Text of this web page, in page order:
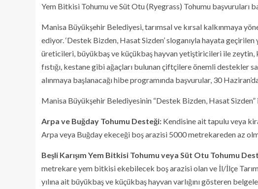
Yem Bitkisi Tohumu ve Süt Otu (Ryegrass) Tohumu başvuruları
Manisa Büyükşehir Belediyesi, tarımsal ve kırsal kalkınmaya
ediyor. ‘Destek Bizden, Hasat Sizden’ sloganıyla hayata
üreticileri, büyükbaş ve küçükbaş hayvan yetiştiricileri ile zeytin,
fıstığı, kestane gibi ağaçları bulunan çiftçilere önemli destekler
alınmaya başlanacağı hibe programında başvurular, 30
Manisa Büyükşehir Belediyesinin “Destek Bizden, Hasat
Arpa ve Buğday Tohumu Desteği: Kendisine ait tapulu veya
Arpa veya Buğday ekeceği boş arazisi 5000 metrekareden az
Beşli Karışım Yem Bitkisi Tohumu veya Süt Otu Tohumu
metrekare yem bitkisi ekebilecek boş arazisi olan ve İl/İlçe
yılına ait büyükbaş ve küçükbaş hayvan varlığını gösteren